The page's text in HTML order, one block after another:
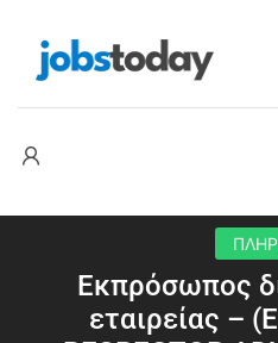
Εκπρόσωπος
εταιρείας –